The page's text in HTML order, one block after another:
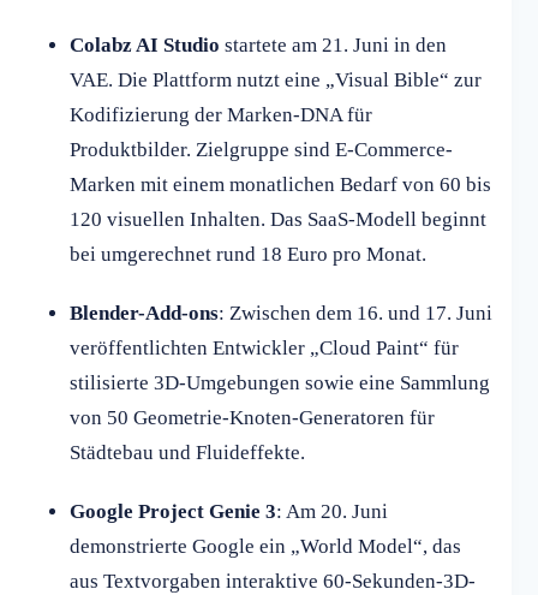
Colabz AI Studio startete am 21. Juni in den
VAE. Die Plattform nutzt eine „Visual Bible“ zur
Kodifizierung der Marken-DNA für
Produktbilder. Zielgruppe sind E-Commerce-
Marken mit einem monatlichen Bedarf von 60 bis
120 visuellen Inhalten. Das SaaS-Modell beginnt
bei umgerechnet rund 18 Euro pro Monat.
Blender-Add-ons: Zwischen dem 16. und 17. Juni
veröffentlichten Entwickler „Cloud Paint“ für
stilisierte 3D-Umgebungen sowie eine Sammlung
von 50 Geometrie-Knoten-Generatoren für
Städtebau und Fluideffekte.
Google Project Genie 3: Am 20. Juni
demonstrierte Google ein „World Model“, das
aus Textvorgaben interaktive 60-Sekunden-3D-